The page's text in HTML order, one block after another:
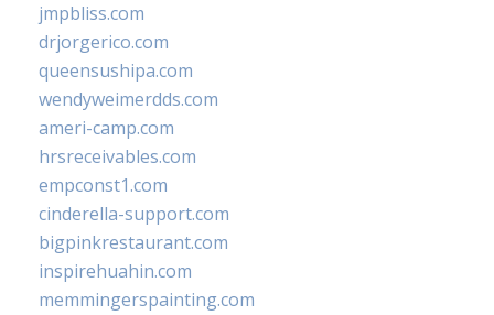
jmpbliss.com
drjorgerico.com
queensushipa.com
wendyweimerdds.com
ameri-camp.com
hrsreceivables.com
empconst1.com
cinderella-support.com
bigpinkrestaurant.com
inspirehuahin.com
memmingerspainting.com